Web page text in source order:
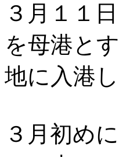
３月１１
を母港と
地に入港し
３月初め